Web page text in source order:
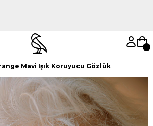
Mavi Işık Koruyucu Gözlük